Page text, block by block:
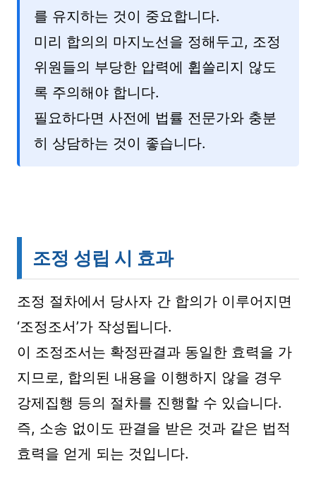
를 유지하는 것이 중요합니다.
미리 합의의 마지노선을 정해두고, 조정
위원들의 부당한 압력에 휩쓸리지 않도
록 주의해야 합니다.
필요하다면 사전에 법률 전문가와 충분
히 상담하는 것이 좋습니다.
조정 성립 시 효과
조정 절차에서 당사자 간 합의가 이루어지면
‘조정조서’가 작성됩니다.
이 조정조서는 확정판결과 동일한 효력을 가
지므로, 합의된 내용을 이행하지 않을 경우
강제집행 등의 절차를 진행할 수 있습니다.
즉, 소송 없이도 판결을 받은 것과 같은 법적
효력을 얻게 되는 것입니다.